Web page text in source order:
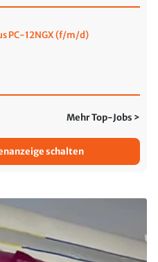
PC-12NGX (f/m/d)
Mehr Top-Jobs >
schalten